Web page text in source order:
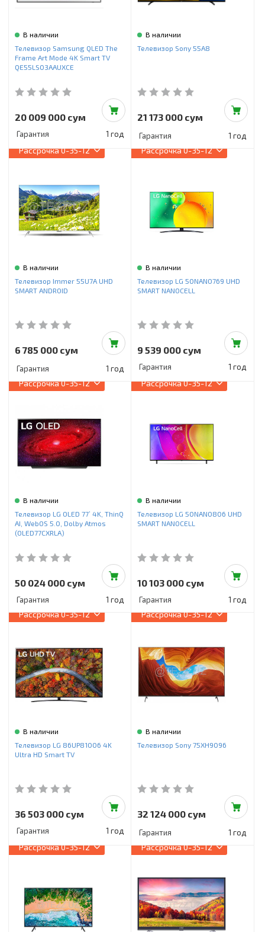
В наличии
Телевизор Samsung QLED The
Frame Art Mode 4K Smart TV
QE55LS03AAUXCE
20 009 000 сум
Гарантия 1 год
В наличии
Телевизор Sony 55A8
21 173 000 сум
Гарантия 1 год
Рассрочка0-35-12
В наличии
Телевизор Immer 55U7A UHD
SMART ANDROID
6 785 000 сум
Гарантия 1 год
Рассрочка0-35-12
В наличии
Телевизор LG 50NANO769 UHD
SMART NANOCELL
9 539 000 сум
Гарантия 1 год
Рассрочка0-35-12
В наличии
Телевизор LG OLED 77’ 4K, ThinQ
AI, WebOS 5.0, Dolby Atmos
(OLED77CXRLA)
50 024 000 сум
Гарантия 1 год
Рассрочка0-35-12
В наличии
Телевизор LG 50NANO806 UHD
SMART NANOCELL
10 103 000 сум
Гарантия 1 год
Рассрочка0-35-12
В наличии
Телевизор LG 86UP81006 4K
Ultra HD Smart TV
36 503 000 сум
Гарантия 1 год
Рассрочка0-35-12
В наличии
Телевизор Sony 75XH9096
32 124 000 сум
Гарантия 1 год
Рассрочка0-35-12 Рассрочка0-35-12